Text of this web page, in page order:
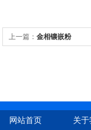
上一篇： 金相镶嵌粉
网站首页 关